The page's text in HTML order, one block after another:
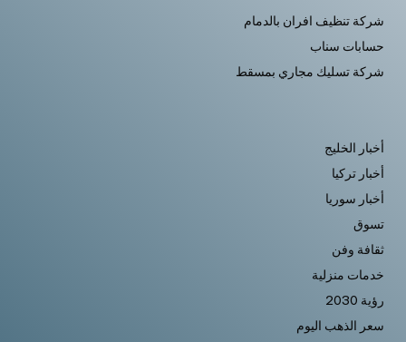
شركة تنظيف افران بالدمام
حسابات سناب
شركة تسليك مجاري بمسقط
أخبار الخليج
أخبار تركيا
أخبار سوريا
تسوق
ثقافة وفن
خدمات منزلية
رؤية 2030
سعر الذهب اليوم